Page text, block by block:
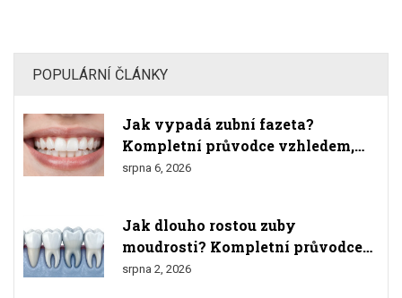
POPULÁRNÍ ČLÁNKY
Jak vypadá zubní fazeta?
Kompletní průvodce vzhledem,
materiály a výsledkem
srpna 6, 2026
Jak dlouho rostou zuby
moudrosti? Kompletní průvodce
růstem, bolestmi a odstraněním
srpna 2, 2026